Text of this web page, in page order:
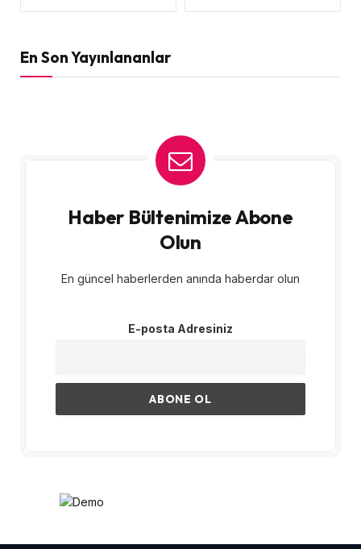
En Son Yayınlananlar
Haber Bültenimize Abone
Olun
En güncel haberlerden anında haberdar olun
E-posta Adresiniz